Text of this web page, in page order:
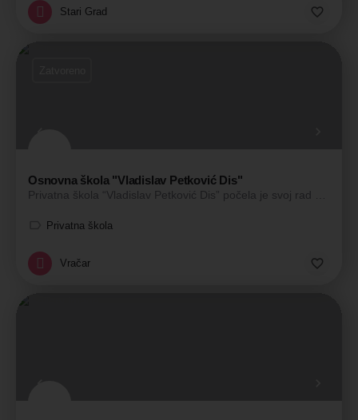
Stari Grad
Osnovna škola "Vladislav Petković Dis"
Privatna škola
Vračar